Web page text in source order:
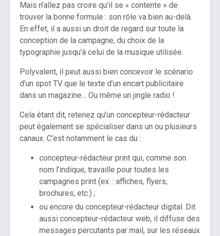
Mais n’allez pas croire qu’il se « contente » de
trouver la bonne formule : son rôle va bien au-delà.
En effet, il a aussi un droit de regard sur toute la
conception de la campagne, du choix de la
typographie jusqu’à celui de la musique utilisée.
Polyvalent, il peut aussi bien concevoir le scénario
d’un spot TV que le texte d’un encart publicitaire
dans un magazine… Ou même un jingle radio !
Cela étant dit, retenez qu’un concepteur-rédacteur
peut également se spécialiser dans un ou plusieurs
canaux. C’est notamment le cas du :
concepteur-rédacteur print qui, comme son
nom l’indique, travaille pour toutes les
campagnes print (ex. : affiches, flyers,
brochures, etc.) ;
ou encore du concepteur-rédacteur digital. Dit
aussi concepteur-rédacteur web, il diffuse des
messages percutants par mail, sur les réseaux